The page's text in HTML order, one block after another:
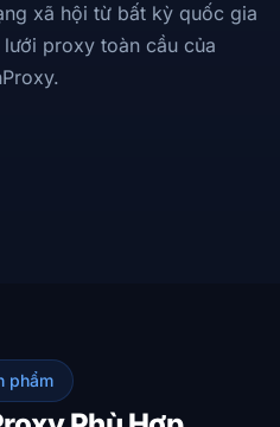
xã hội từ bất kỳ quốc gia
proxy toàn cầu của
phẩm